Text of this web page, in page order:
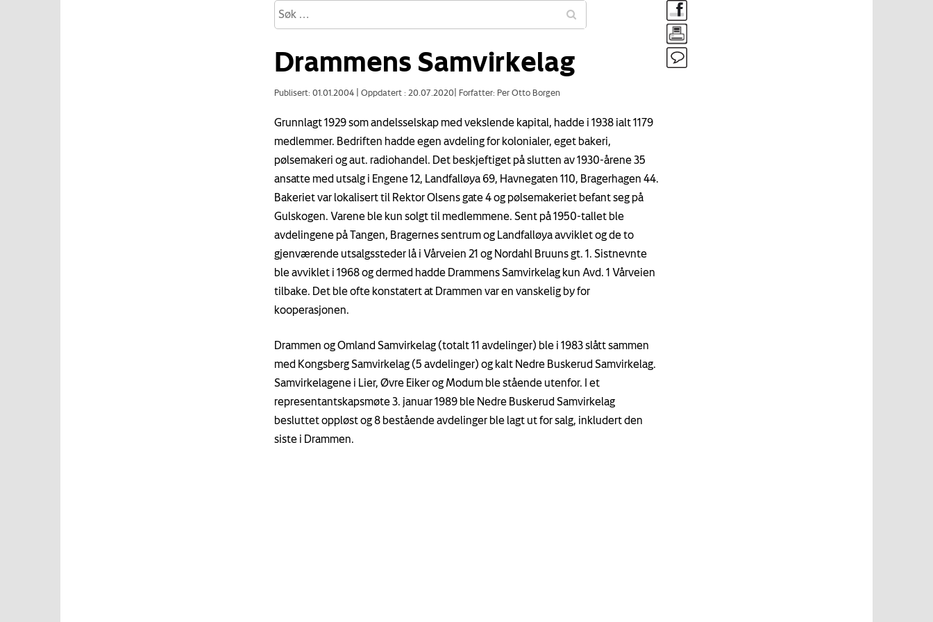
Drammens Samvirkelag
Publisert: 01.01.2004 Oppdatert : 20.07.2020 Forfatter: Per Otto Borgen
Grunnlagt 1929 som andelsselskap med vekslende kapital, hadde i 1938 ialt 1179
medlemmer. Bedriften hadde egen avdeling for kolonialer, eget bakeri,
pølsemakeri og aut. radiohandel. Det beskjeftiget på slutten av 1930-årene 35
ansatte med utsalg i Engene 12, Landfalløya 69, Havnegaten 110, Bragerhagen 44.
Bakeriet var lokalisert til Rektor Olsens gate 4 og pølsemakeriet befant seg på
Gulskogen. Varene ble kun solgt til medlemmene. Sent på 1950-tallet ble
avdelingene på Tangen, Bragernes sentrum og Landfalløya avviklet og de to
gjenværende utsalgssteder lå i Vårveien 21 og Nordahl Bruuns gt. 1. Sistnevnte
ble avviklet i 1968 og dermed hadde Drammens Samvirkelag kun Avd. 1 Vårveien
tilbake. Det ble ofte konstatert at Drammen var en vanskelig by for
kooperasjonen.
Drammen og Omland Samvirkelag (totalt 11 avdelinger) ble i 1983 slått sammen
med Kongsberg Samvirkelag (5 avdelinger) og kalt Nedre Buskerud Samvirkelag.
Samvirkelagene i Lier, Øvre Eiker og Modum ble stående utenfor. I et
representantskapsmøte 3. januar 1989 ble Nedre Buskerud Samvirkelag
besluttet oppløst og 8 bestående avdelinger ble lagt ut for salg, inkludert den
siste i Drammen.